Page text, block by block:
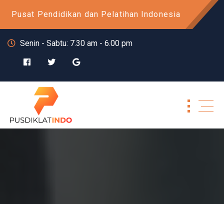
Pusat Pendidikan dan Pelatihan Indonesia
Senin - Sabtu: 7.30 am - 6.00 pm